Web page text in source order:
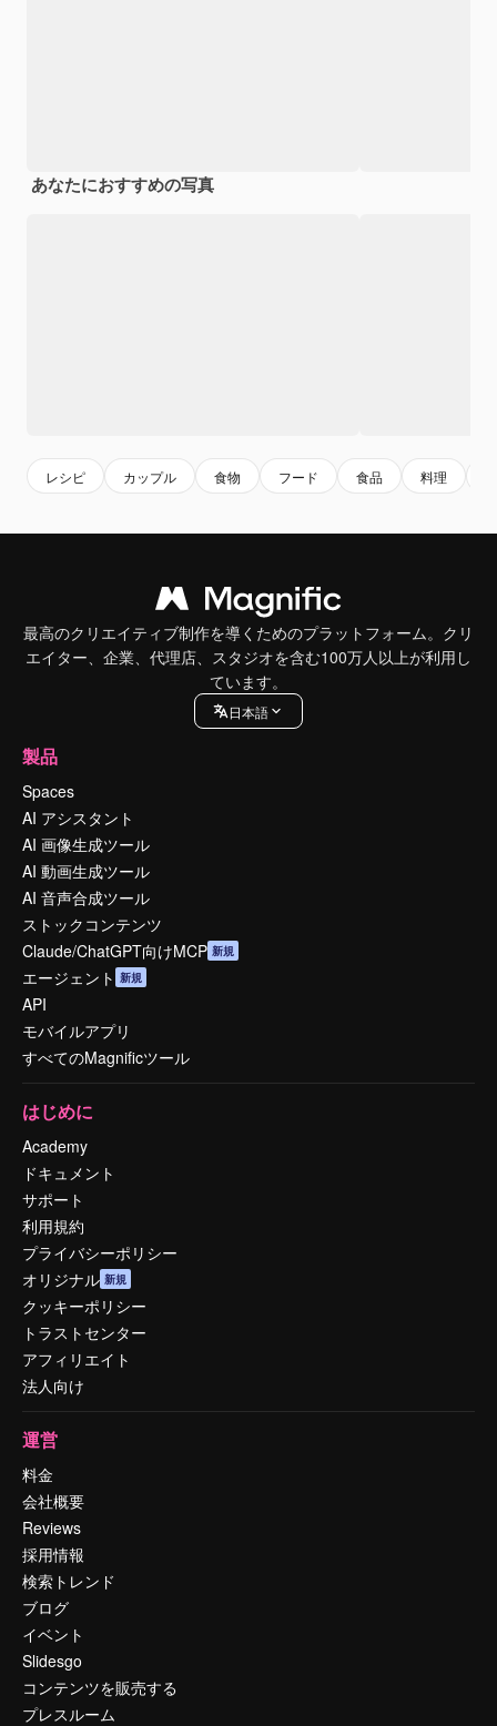
あなたにおすすめの写真
レシピ カップル 食物 フード 食品 料理
最高のクリエイティブ制作を導くためのプラットフォーム。クリ
エイター、企業、代理店、スタジオを含む100万人以上が利用し
ています。
日本語
製品
Spaces
AI アシスタント
AI 画像生成ツール
AI 動画生成ツール
AI 音声合成ツール
ストックコンテンツ
Claude/ChatGPT向けMCP 新規
エージェント 新規
API
モバイルアプリ
すべてのMagnificツール
はじめに
Academy
ドキュメント
サポート
利用規約
プライバシーポリシー
オリジナル 新規
クッキーポリシー
トラストセンター
アフィリエイト
法人向け
運営
料金
会社概要
Reviews
採用情報
検索トレンド
ブログ
イベント
Slidesgo
コンテンツを販売する
プレスルーム